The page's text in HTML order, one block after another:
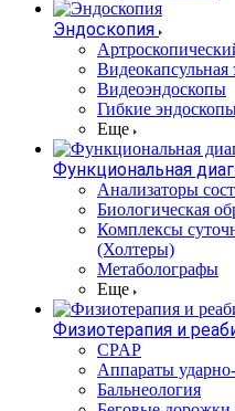
Эндоскопия
Видеокапсульная
Видеоэндоскопы
Гибкие
Еще
Функциональная
Анализаторы
Биологическая
Комплексы
(Холтеры)
Метаболографы
Еще
Физиотерапия и
CPAP
Аппараты
Бальнеология